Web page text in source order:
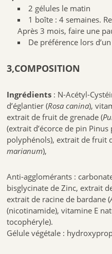
2 gélules le matin
1 boîte : 4 semaines.
Après 3 mois, faire une
De préférence lors
3,COMPOSITION
Ingrédients : N-Acétyl-
d’églantier (Rosa canina),
extrait de fruit de grenade (
(extrait d’écorce de pin
polyphénols), extrait de fruit
marianum),
Anti-agglomérants :
bisglycinate de Zinc, extrait
extrait de racine de bardane (
(nicotinamide), vitamine E
tocophéryle).
Gélule végétale :